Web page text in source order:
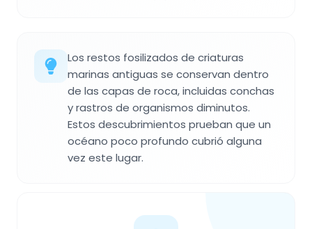
Los restos fosilizados de criaturas
marinas antiguas se conservan dentro
de las capas de roca, incluidas conchas
y rastros de organismos diminutos.
Estos descubrimientos prueban que un
océano poco profundo cubrió alguna
vez este lugar.